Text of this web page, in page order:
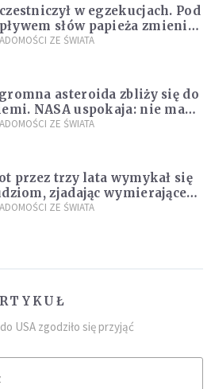
w egzekucjach. Pod
słów papieża zmienił
ZE ŚWIATA
asteroida zbliży się do
NASA uspokaja: nie ma
ZE ŚWIATA
przez trzy lata wymykał się
zjadając wymierające
W końcu popełnił
ZE ŚWIATA
USA zgodziło się przyjąć